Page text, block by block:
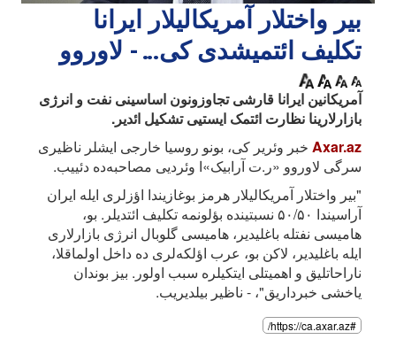
بیر واختلار آمریکالیلار ایرانا
تکلیف ائتمیشدی کی... - لاوروو
آمریکانین ایرانا قارشی تجاوزونون اساسینی نفت و انرژی
بازارلارینا نظارت ائتمک ایستیی تشکیل ائدیر.
Axar.az خبر وئریر کی، بونو روسیا خارجی ایشلر ناظیری
سرگی لاوروو «ر.ت آرابیک»ا وئردیی مصاحبه‌ده دئییب.
"بیر واختلار آمریکالیلار هرمز بوغازیندا اؤزلری ایله ایران
آراسیندا ۵۰/۵۰ نسبتینده بؤلونمه تکلیف ائتدیلر. بو،
هامیسی نفتله باغلیدیر، هامیسی گلوبال انرژی بازارلاری
ایله باغلیدیر، لاکن بو، عرب اؤلکه‌لری ده داخل اولماقلا،
ناراحاتلیق و اهمیتلی ایتکیلره سبب اولور. بیز بوندان
یاخشی خبرداریق"، - ناظیر بیلدیریب.
#https://ca.axar.az/